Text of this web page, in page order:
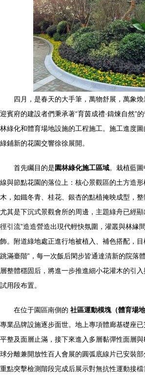
四月，是春天的大手筆，萬物舒展，萬象
迎賓府的建設者們秉承著“育茵成禮·鑄煉自然”
林綠化和體育場地設施的工程施工。施工進度
綠鋪新的花園交響徐徐展開。
首先矚目的是園林綠化施工區域。栽植藍
線與節點花園的落位上：核心景觀區的土方造
木，如鐵冬青、桂花、銀杏的點植掩映成型，整
尤其是下沉式景觀會所的周邊，主題綠舟已經
徑引流”造造營造出現代輕快氛圍，灌叢與林緣
飾。附道綠地處正進行地被植入、補色搭配，
跳滿臺階”，每一次飯后閑步皆通達清新的院落
層整體穩固后，將進一步推進細小花灌木的引
試用段布置。
在位于園區南側的 社區運動模塊（體育場地
專業品牌設施逐步面世。地上專項體廊基礎座
平整及面層止滿，接下來進入多層黏彈性面層
球分離兼開放性百人會展的圓弧底線片已安裝
重點突擊檢測階段完成后展示對無抗性運動接